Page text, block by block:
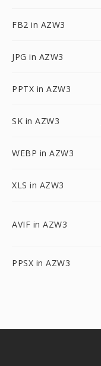
FB2 in AZW3
JPG in AZW3
PPTX in AZW3
SK in AZW3
WEBP in AZW3
XLS in AZW3
AVIF in AZW3
PPSX in AZW3